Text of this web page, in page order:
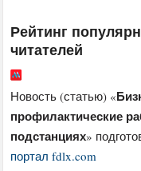
Рейтинг
читателей
Новость (статью) «
профилактические
подстанциях»
портал fdlx.com